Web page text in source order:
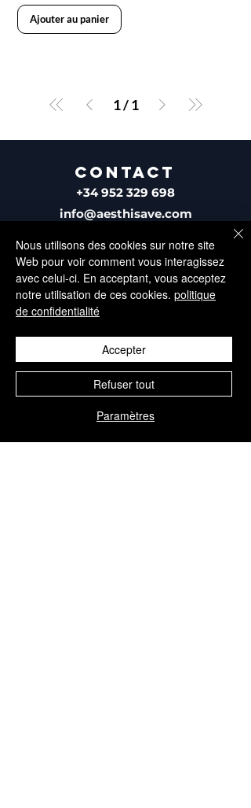
Ajouter au panier
1/ 1
CONTACT
+34 952 329 698
info@aesthisave.com
C.C La Colonia, CNC, 18
29670, San Pedro de
Alcántara
Malaga, Espagne
SERVICE CLIENTÈLE
+34 650 810 249
sales@aesthisave.com
Nous utilisons des cookies sur notre site
Web pour voir comment vous interagissez
avec celui-ci. En acceptant, vous acceptez
notre utilisation de ces cookies. politique
de confidentialité
Paramètres
Refuser tout
Accepter